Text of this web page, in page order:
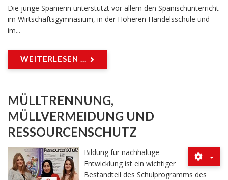
Die junge Spanierin unterstützt vor allem den Spanischunterricht
im Wirtschaftsgymnasium, in der Höheren Handelsschule und
im...
WEITERLESEN ...
MÜLLTRENNUNG,
MÜLLVERMEIDUNG UND
RESSOURCENSCHUTZ
Bildung für nachhaltige
Entwicklung ist ein wichtiger
Bestandteil des Schulprogramms des